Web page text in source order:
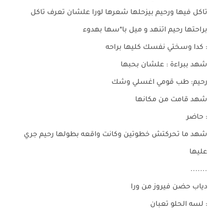
تاكل فيها ورحيم بيزحلها شعرها لورا علشان تعرف تاكل
براحتها رحيم اتنهد و ميل با*سها بهدوء
: كدا وسختي نفسك كليها براحه
شهد ببراءة : علشان بحبها
رحيم: طب قومي اغسلي وشك
شهد قامت من مكانها
: حاضر
شهد ما تحركتش خطوتين وكانت واقعه بطولها رحيم جري
عليها
.......
دياب حضن فيروز من ورا
: لسه الحلو تعبان